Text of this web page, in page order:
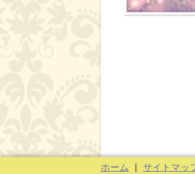
ホーム サイトマッ